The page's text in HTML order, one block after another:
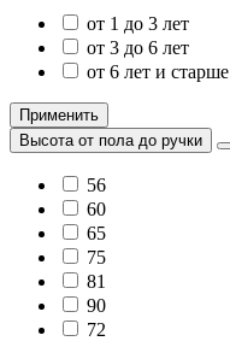
от 1 до 3 лет
от 3 до 6 лет
от 6 лет и старше
Применить
Высота от пола до ручки
56
60
65
75
81
90
72